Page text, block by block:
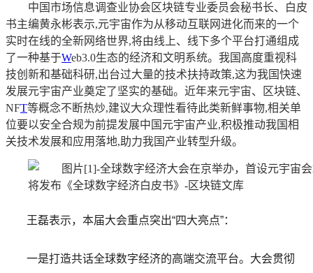
中国市场信息调查业协会区块链专业委员会秘书长、白皮
书主编黄永彬表示,元宇宙作为从移动互联网进化而来的一个
实时在线的全新网络世界,将由线上、线下多个平台打通组成
了一种基于Web3.0生态的经济和文明系统。我国高度重视科
技创新和基础科研,出台过大量的技术扶持政策,这为我国快速
发展元宇宙产业奠定了坚实的基础。近年来元宇宙、区块链、
NFT等概念不断热炒,建议大众理性看待此类新鲜事物,相关单
位要以安全合规为前提发展中国元宇宙产业,积极推动我国相
关技术发展和应用落地,助力我国产业转型升级。
王磊表示，本届大会重点突出“四大亮点”：
一是打造共话全球数字经济的高端交流平台。大会贯彻